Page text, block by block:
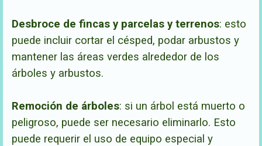
Desbroce de fincas y parcelas y terrenos: esto
puede incluir cortar el césped, podar arbustos y
mantener las áreas verdes alrededor de los
árboles y arbustos.
Remoción de árboles: si un árbol está muerto o
peligroso, puede ser necesario eliminarlo. Esto
puede requerir el uso de equipo especial y